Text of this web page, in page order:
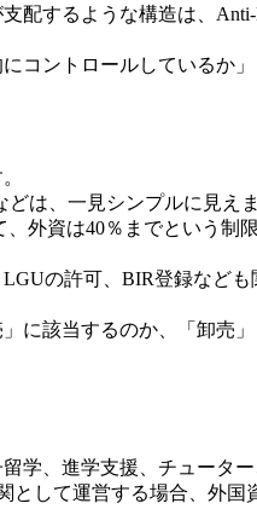
配するような構造は、
コントロールしているか」
は、一見シンプルに見え
外資は40％までという
の許可、BIR登録など
に該当するのか、「卸
学、進学支援、チュータ
して運営する場合、外